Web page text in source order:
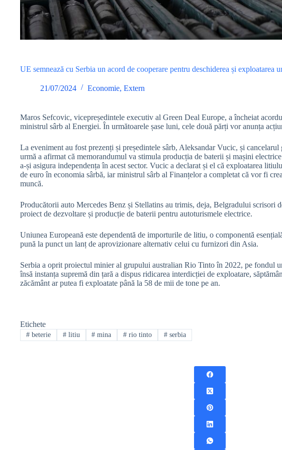
UE semnează cu Serbia un acord de cooperare pentru deschiderea și exploatarea
21/07/2024 Economie, Extern
Maros Sefcovic, vicepreședintele executiv al Green Deal Europe, a încheiat
ministrul sârb al Energiei. În următoarele șase luni, cele două părți vor anunța
La eveniment au fost prezenți și președintele sârb, Aleksandar Vucic, și
urmă a afirmat că memorandumul va stimula producția de baterii și mașini
a-și asigura independența în acest sector. Vucic a declarat și el că exploatarea
de euro în economia sârbă, iar ministrul sârb al Finanțelor a completat că vor fi
muncă.
Producătorii auto Mercedes Benz și Stellatins au trimis, deja, Belgradului scrisori
proiect de dezvoltare și producție de baterii pentru autoturismele electrice.
Uniunea Europeană este dependentă de importurile de litiu, o componentă
pună la punct un lanț de aprovizionare alternativ celui cu furnizori din Asia.
Serbia a oprit proiectul minier al grupului australian Rio Tinto în 2022, pe fondul
însă instanța supremă din țară a dispus ridicarea interdicției de exploatare,
zăcământ ar putea fi exploatate până la 58 de mii de tone pe an.
Etichete
#beterie #litiu # mina # rio tinto # serbia